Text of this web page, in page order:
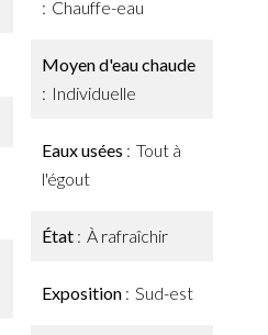
Chauffe-eau
Moyen d'eau chaude
Individuelle
Eaux usées
Tout à
l'égout
État À rafraîchir
Exposition Sud-est